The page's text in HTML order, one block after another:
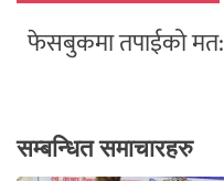
फेसबुकमा तपाईको मत:
सम्बन्धित समाचारहरु